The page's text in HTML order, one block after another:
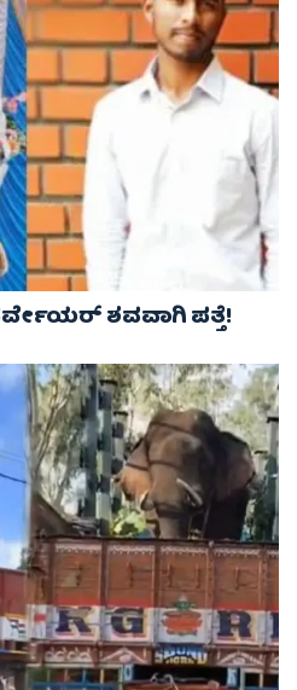
ಶವವಾಗಿ ಪತ್ತೆ!